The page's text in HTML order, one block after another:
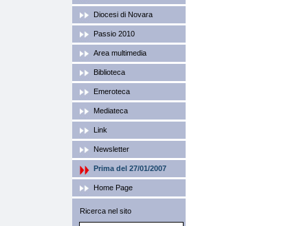
Diocesi di Novara
Passio 2010
Area multimedia
Biblioteca
Emeroteca
Mediateca
Link
Newsletter
Prima del 27/01/2007
Home Page
Ricerca nel sito